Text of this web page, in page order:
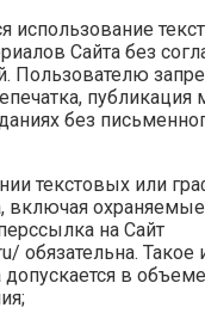
использование
Сайта без
Пользователю
публикация
без
текстовых или
включая
на Сайт
обязательна. Такое
допускается в